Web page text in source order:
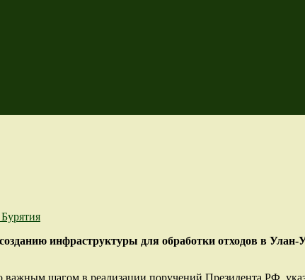
инфраструктуры для обработки отходов в Улан-
важным шагом в реализации поручений Президента РФ,